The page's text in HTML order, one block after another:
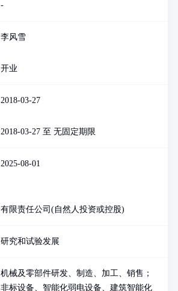
-
李风雪
开业
2018-03-27
2018-03-27 至 无固定期限
2025-08-01
有限责任公司(自然人投资或控股)
研究和试验发展
机械及零部件研发、制造、加工、销售；
非标设备、智能化弱电设备、建筑智能化